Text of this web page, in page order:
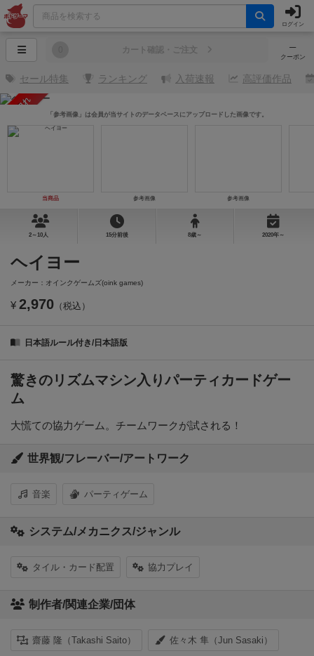
ログイン
─
クーポン
カート確認・ご注文
セール特集 ランキング 入荷速報 高評価作品
売り切れ
当商品 参考画像 参考画像
「参考画像」は会員が当サイトのデータベースにアップロードした画像です。
2～10人 15分前後 8歳～ 2020年～
ヘイヨー
メーカー：オインクゲームズ(oink games)
¥ 2,970 （税込）
日本語ルール付き/日本語版
驚きのリズムマシン入りパーティカードゲー
ム
大慌ての協力ゲーム。チームワークが試される！
世界観/フレーバー/アートワーク
音楽 パーティゲーム
システム/メカニクス/ジャンル
タイル・カード配置 協力プレイ
制作者/関連企業/団体
齋藤 隆（Takashi Saito） 佐々木 隼（Jun Sasaki）